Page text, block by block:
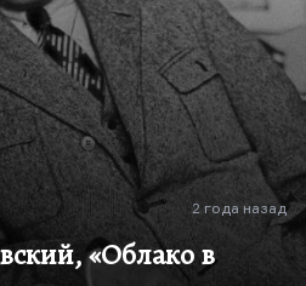
2 года назад
«Облако в